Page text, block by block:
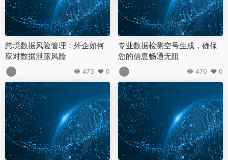
跨境数据风险管理：外企如何
应对数据泄露风险
473 0
专业数据检测空号生成，确保
您的信息畅通无阻
470 0